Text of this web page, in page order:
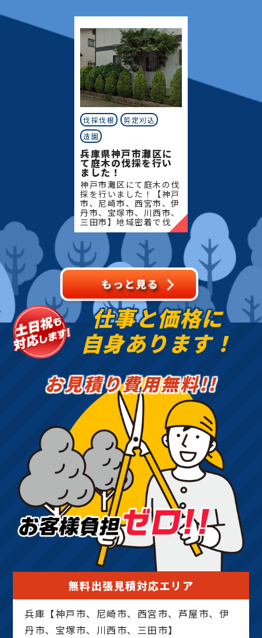
当社にご相談ください！
当社
当社にご相談ください！
当社
伐採伐根
剪定刈込
造園
兵庫県神戸市灘区に
て庭木の伐採を行い
ました！
神戸市灘区にて庭木の伐
採を行いました！【神戸
市、尼崎市、西宮市、伊
丹市、宝塚市、川西市、
三田市】地域密着で伐
採・抜根・剪定・草刈り
などのお庭のこと、造
園・植木屋をお探しなら
当社にご相談ください！
当社で
仕事と価格に
自身あります！
お見積り費用無料!!
無料出張見積対応エリア
兵庫【神戸市、尼崎市、西宮市、芦屋市、伊
丹市、宝塚市、川西市、三田市】